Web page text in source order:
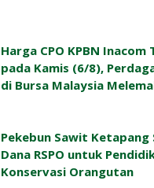
Harga CPO KPBN Inacom
pada Kamis (6/8),
di Bursa Malaysia
Pekebun Sawit Ketapang
Dana RSPO untuk
Konservasi Orangutan